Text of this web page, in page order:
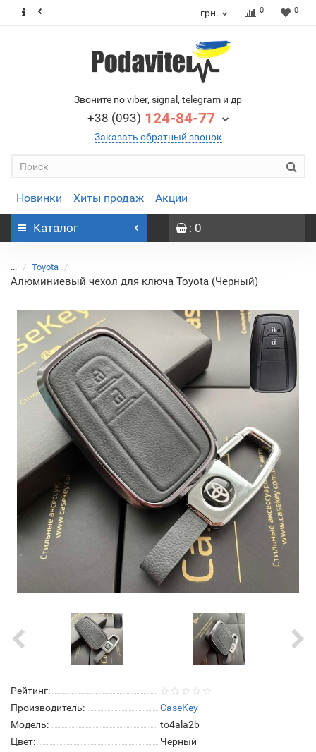
грн. 0 0
Звоните по viber, signal, telegram и др
+38 (093) 124-84-77
Заказать обратный звонок
Новинки Хиты продаж Акции
Каталог : 0
... Toyota
Алюминиевый чехол для ключа Toyota (Черный)
Рейтинг:
Производитель:
CaseKey
Модель:
to4ala2b
Цвет:
Черный